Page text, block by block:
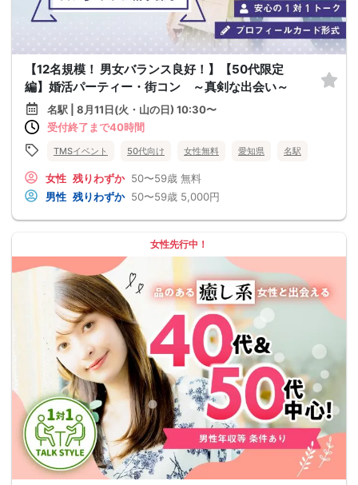
【12名規模！ 男女バランス良好！】【50代限定
編】婚活パーティー・街コン ～真剣な出会い～
名駅 | 8月11日(火・山の日) 10:30〜
受付終了まで40時間
TMSイベント 50代向け 女性無料 愛知県 名駅
女性 残りわずか 50〜59歳 無料
男性 残りわずか 50〜59歳 5,000円
女性先行中！